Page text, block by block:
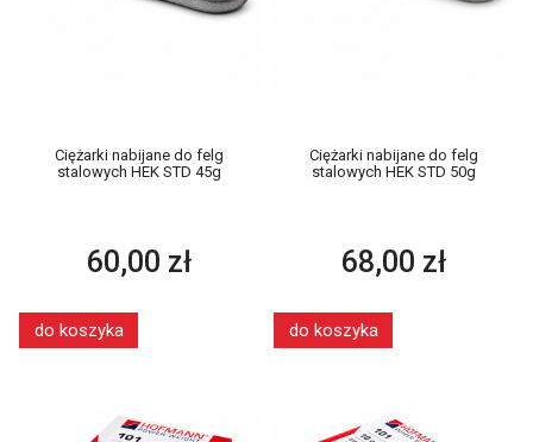
Ciężarki nabijane do felg
stalowych HEK STD 45g
60,00 zł
do koszyka
Ciężarki nabijane do felg
stalowych HEK STD 50g
68,00 zł
do koszyka